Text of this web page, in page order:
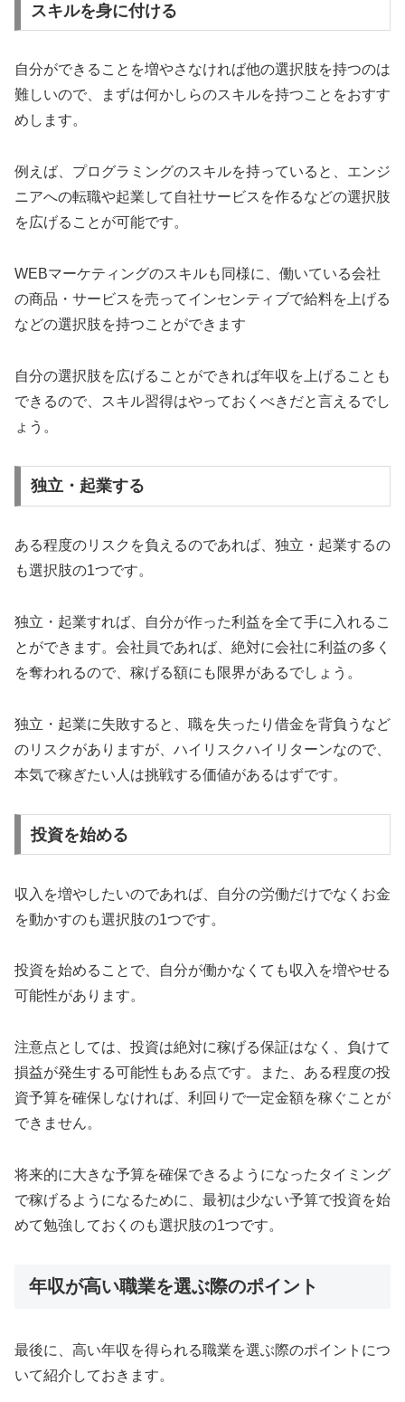
スキルを身に付ける
自分ができることを増やさなければ他の選択肢を持つのは
難しいので、まずは何かしらのスキルを持つことをおすす
めします。
例えば、プログラミングのスキルを持っていると、エンジ
ニアへの転職や起業して自社サービスを作るなどの選択肢
を広げることが可能です。
WEBマーケティングのスキルも同様に、働いている会社
の商品・サービスを売ってインセンティブで給料を上げる
などの選択肢を持つことができます
自分の選択肢を広げることができれば年収を上げることも
できるので、スキル習得はやっておくべきだと言えるでし
ょう。
独立・起業する
ある程度のリスクを負えるのであれば、独立・起業するの
も選択肢の1つです。
独立・起業すれば、自分が作った利益を全て手に入れるこ
とができます。会社員であれば、絶対に会社に利益の多く
を奪われるので、稼げる額にも限界があるでしょう。
独立・起業に失敗すると、職を失ったり借金を背負うなど
のリスクがありますが、ハイリスクハイリターンなので、
本気で稼ぎたい人は挑戦する価値があるはずです。
投資を始める
収入を増やしたいのであれば、自分の労働だけでなくお金
を動かすのも選択肢の1つです。
投資を始めることで、自分が働かなくても収入を増やせる
可能性があります。
注意点としては、投資は絶対に稼げる保証はなく、負けて
損益が発生する可能性もある点です。また、ある程度の投
資予算を確保しなければ、利回りで一定金額を稼ぐことが
できません。
将来的に大きな予算を確保できるようになったタイミング
で稼げるようになるために、最初は少ない予算で投資を始
めて勉強しておくのも選択肢の1つです。
年収が高い職業を選ぶ際のポイント
最後に、高い年収を得られる職業を選ぶ際のポイントにつ
いて紹介しておきます。